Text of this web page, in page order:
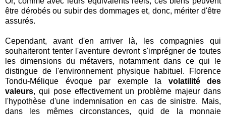
être dérobés ou subir des dommages et, donc, mériter d'être
assurés.
Cependant, avant d'en arriver là, les compagnies qui
souhaiteront tenter l'aventure devront s'imprégner de toutes
les dimensions du métavers, notamment dans ce qui le
distingue de l'environnement physique habituel. Florence
Tondu-Mélique évoque par exemple la volatilité des
valeurs, qui pose effectivement un problème majeur dans
l'hypothèse d'une indemnisation en cas de sinistre. Mais,
dans les mêmes circonstances, quid de la monnaie